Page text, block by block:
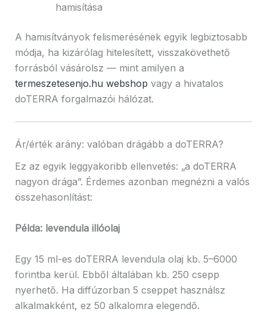
hamisítása
A hamisítványok felismerésének egyik legbiztosabb
módja, ha kizárólag hitelesített, visszakövethető
forrásból vásárolsz — mint amilyen a
termeszetesenjo.hu webshop vagy a hivatalos
doTERRA forgalmazói hálózat.
Ár/érték arány: valóban drágább a doTERRA?
Ez az egyik leggyakoribb ellenvetés: „a doTERRA
nagyon drága”. Érdemes azonban megnézni a valós
összehasonlítást:
Példa: levendula illóolaj
Egy 15 ml-es doTERRA levendula olaj kb. 5–6000
forintba kerül. Ebből általában kb. 250 csepp
nyerhető. Ha diffúzorban 5 cseppet használsz
alkalmakként, ez 50 alkalomra elegendő.